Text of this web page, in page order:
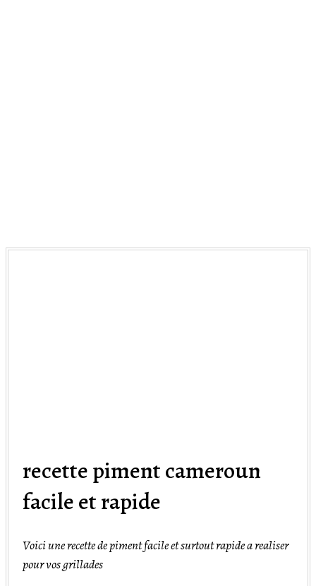
recette piment cameroun
facile et rapide
Voici une recette de piment facile et surtout rapide a realiser
pour vos grillades